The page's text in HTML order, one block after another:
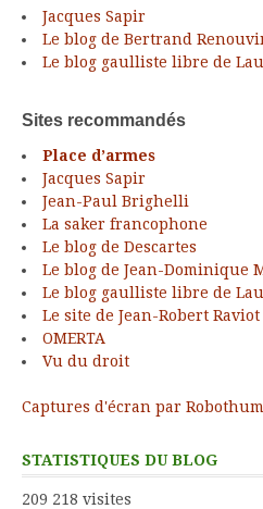
Jacques Sapir
Le blog de Bertrand
Le blog gaulliste libre de
Sites recommandés
Place d’armes
Jacques Sapir
Jean-Paul Brighelli
La saker francophone
Le blog de Descartes
Le blog de Jean-Dominique
Le blog gaulliste libre de
Le site de Jean-Robert Raviot
OMERTA
Vu du droit
Captures d'écran par
STATISTIQUES DU BLOG
209 218 visites